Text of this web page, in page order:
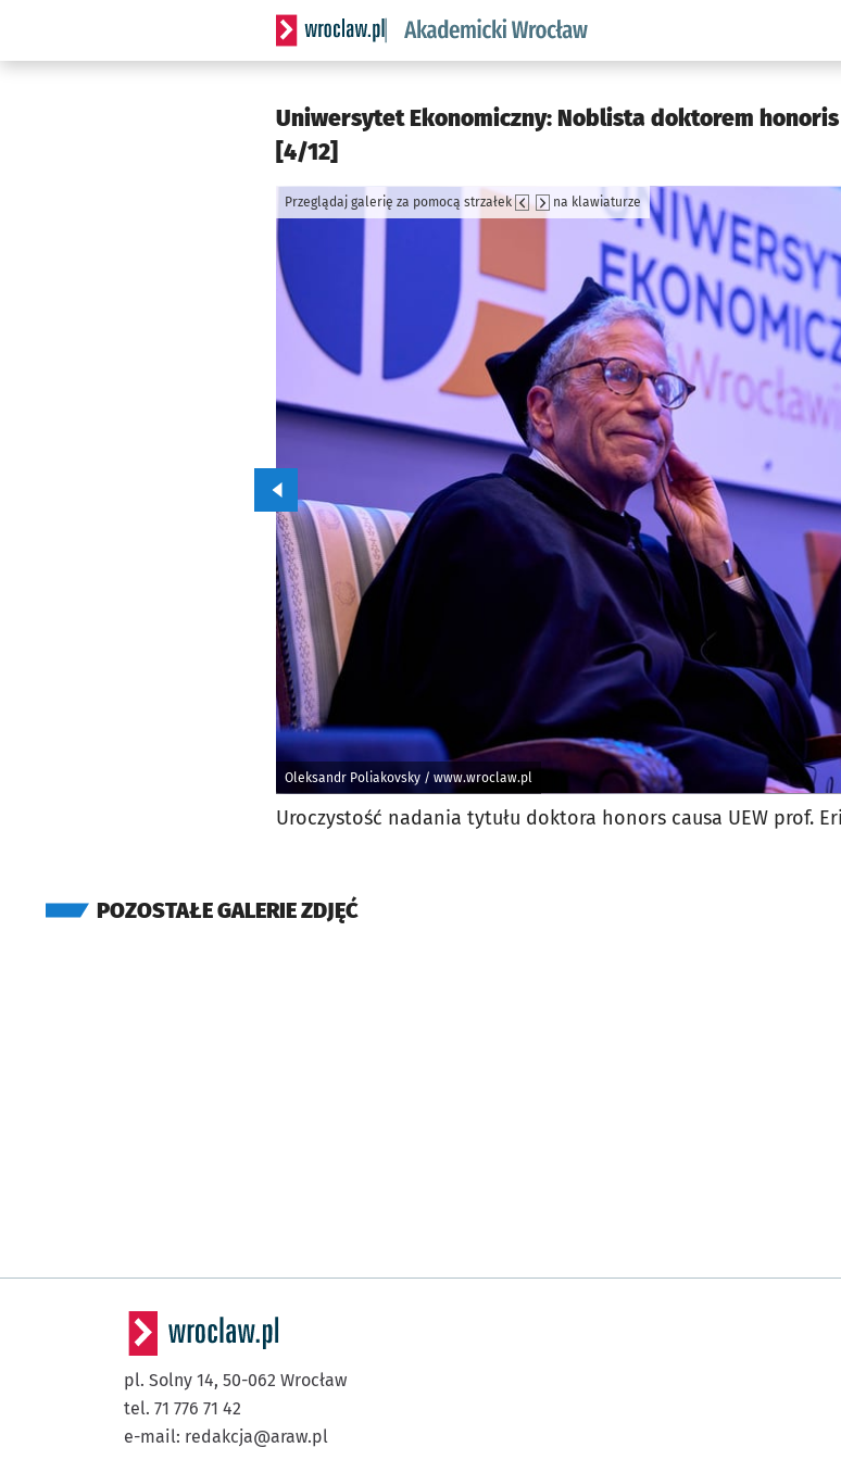
Serwis informacyjny wroclaw.pl podserwis: Akademicki Wrocław
Uniwersytet Ekonomiczny: Noblista doktorem
[4/12]
Oleksandr Poliakovsky / www.wroclaw.pl
Przeglądaj galerię za pomocą strzałek na klawiaturze
Przejdź do poprzedniego zdjęcia.
Uroczystość nadania tytułu doktora honors causa UEW prof.
POZOSTAŁE GALERIE ZDJĘĆ
pl. Solny 14, 50-062 Wrocław
tel. 71 776 71 42
e-mail: redakcja@araw.pl